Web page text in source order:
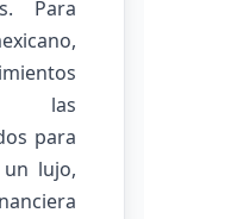
Para
las
para
lujo,